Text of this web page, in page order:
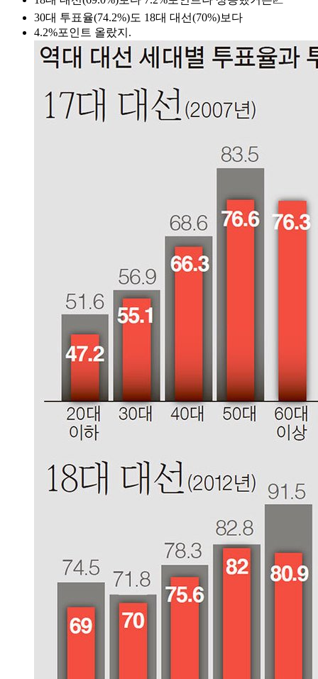
30대 투표율(74.2%)도 18대 대선(70%)보다
4.2%포인트 올랐지.